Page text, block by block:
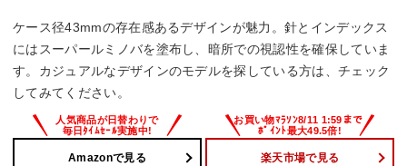
ケース径43mmの存在感あるデザインが魅力。針とインデックス
にはスーパールミノバを塗布し、暗所での視認性を確保していま
す。カジュアルなデザインのモデルを探している方は、チェック
してみてください。
Amazonで見る 楽天市場で見る